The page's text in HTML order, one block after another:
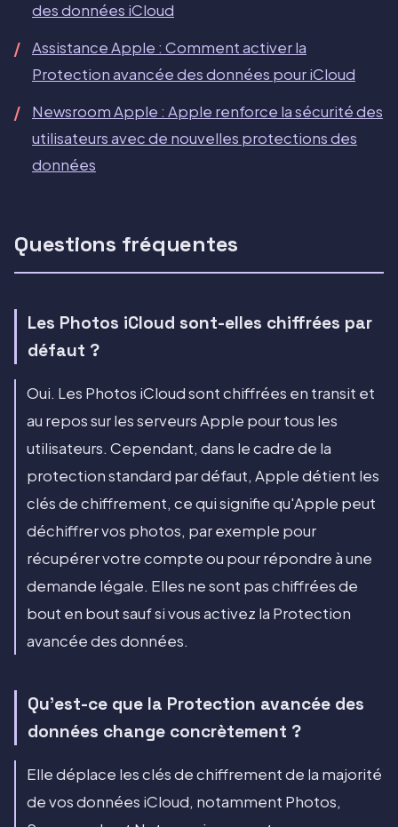
des données iCloud
Assistance Apple : Comment activer la
Protection avancée des données pour iCloud
Newsroom Apple : Apple renforce la sécurité des
utilisateurs avec de nouvelles protections des
données
Questions fréquentes
Les Photos iCloud sont-elles chiffrées par
défaut ?
Oui. Les Photos iCloud sont chiffrées en transit et
au repos sur les serveurs Apple pour tous les
utilisateurs. Cependant, dans le cadre de la
protection standard par défaut, Apple détient les
clés de chiffrement, ce qui signifie qu'Apple peut
déchiffrer vos photos, par exemple pour
récupérer votre compte ou pour répondre à une
demande légale. Elles ne sont pas chiffrées de
bout en bout sauf si vous activez la Protection
avancée des données.
Qu'est-ce que la Protection avancée des
données change concrètement ?
Elle déplace les clés de chiffrement de la majorité
de vos données iCloud, notamment Photos,